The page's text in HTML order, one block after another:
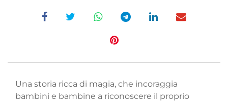
Una storia ricca di magia, che incoraggia
bambini e bambine a riconoscere il proprio